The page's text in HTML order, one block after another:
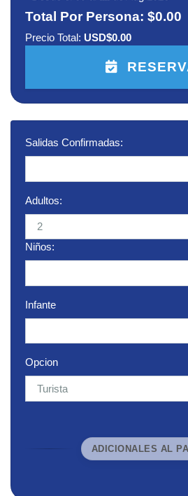
Total Por Persona: $0.00
Precio Total: USD$0.00
Salidas Confirmadas:
Adultos:
Niños:
Infante
Opcion
ADICIONALES AL